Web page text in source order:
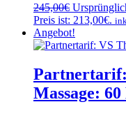
245,00€
Preis ist: 213,00€.
Angebot!
Massage: